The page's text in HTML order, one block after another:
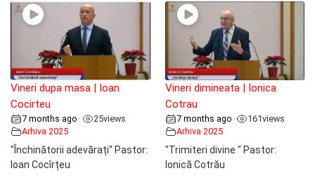
Vineri dupa masa | Ioan
Cocirteu
7 months ago • 25views
Arhiva 2025
"Închinătorii adevărați" Pastor:
Ioan Cocîrțeu
Vineri dimineata | Ionica
Cotrau
7 months ago • 161views
Arhiva 2025
"Trimiteri divine " Pastor:
Ionică Cotrău